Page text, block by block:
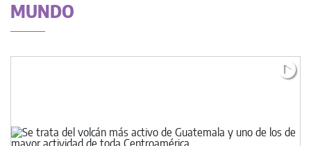
MUNDO